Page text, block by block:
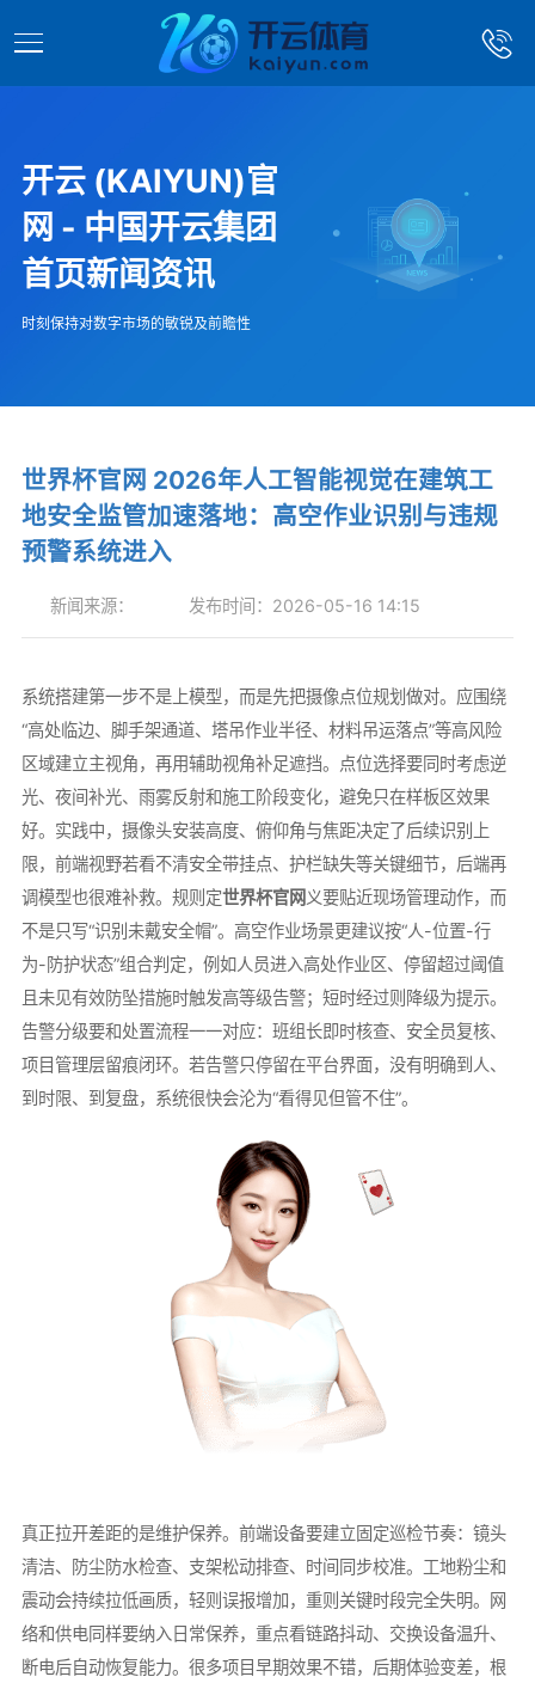
开云 (KAIYUN)官
网 - 中国开云集团
首页新闻资讯
时刻保持对数字市场的敏锐及前瞻性
世界杯官网 2026年人工智能视觉在建筑工
地安全监管加速落地：高空作业识别与违规
预警系统进入
新闻来源： 发布时间：2026-05-16 14:15
系统搭建第一步不是上模型，而是先把摄像点位规划做对。应围绕
“高处临边、脚手架通道、塔吊作业半径、材料吊运落点”等高风险
区域建立主视角，再用辅助视角补足遮挡。点位选择要同时考虑逆
光、夜间补光、雨雾反射和施工阶段变化，避免只在样板区效果
好。实践中，摄像头安装高度、俯仰角与焦距决定了后续识别上
限，前端视野若看不清安全带挂点、护栏缺失等关键细节，后端再
调模型也很难补救。规则定世界杯官网 义要贴近现场管理动作，而
不是只写“识别未戴安全帽”。高空作业场景更建议按“人-位置-行
为-防护状态”组合判定，例如人员进入高处作业区、停留超过阈值
且未见有效防坠措施时触发高等级告警；短时经过则降级为提示。
告警分级要和处置流程一一对应：班组长即时核查、安全员复核、
项目管理层留痕闭环。若告警只停留在平台界面，没有明确到人、
到时限、到复盘，系统很快会沦为“看得见但管不住”。
真正拉开差距的是维护保养。前端设备要建立固定巡检节奏：镜头
清洁、防尘防水检查、支架松动排查、时间同步校准。工地粉尘和
震动会持续拉低画质，轻则误报增加，重则关键时段完全失明。网
络和供电同样要纳入日常保养，重点看链路抖动、交换设备温升、
断电后自动恢复能力。很多项目早期效果不错，后期体验变差，根